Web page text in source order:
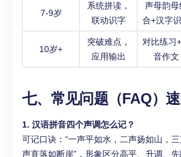
7-9岁
系统拼读，
联动识字
声母韵母
合+汉字
10岁+
突破难点，
应用输出
对比练习
音作文
七、常见问题（FAQ）
1. 汉语拼音四个声调怎么记？
可记口诀：“一声平如水，二声扬如山，
声直落如断崖”，形象区分高平、升调、先